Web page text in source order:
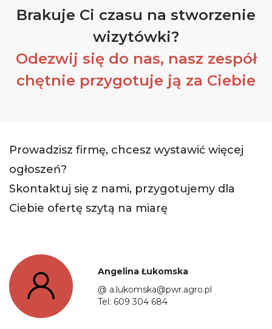
Brakuje Ci czasu na stworzenie
wizytówki?
Odezwij się do nas, nasz zespół
chętnie przygotuje ją za Ciebie
Prowadzisz firmę, chcesz wystawić więcej
ogłoszeń?
Skontaktuj się z nami, przygotujemy dla
Ciebie ofertę szytą na miarę
Angelina Łukomska
@ a.lukomska@pwr.agro.pl
Tel: 609 304 684